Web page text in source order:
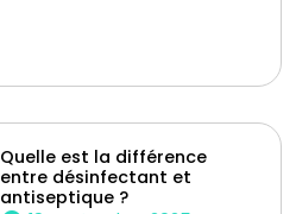
Quelle est la différence
entre désinfectant et
antiseptique ?